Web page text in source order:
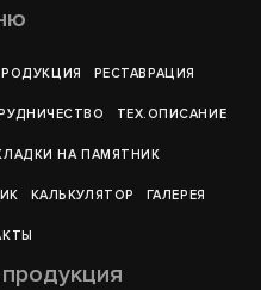
РЕСТАВРАЦИЯ
ТЕХ.ОПИСАНИЕ
НА ПАМЯТНИК
КАЛЬКУЛЯТОР ГАЛЕРEЯ